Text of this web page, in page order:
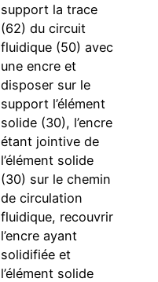
support la trace
(62) du circuit
fluidique (50) avec
une encre et
disposer sur le
support l’élément
solide (30), l’encre
étant jointive de
l’élément solide
(30) sur le chemin
de circulation
fluidique, recouvrir
l’encre ayant
solidifiée et
l’élément solide